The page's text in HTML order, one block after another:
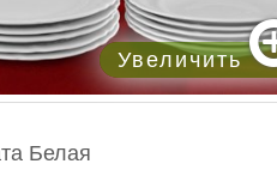
Увеличить
Белая